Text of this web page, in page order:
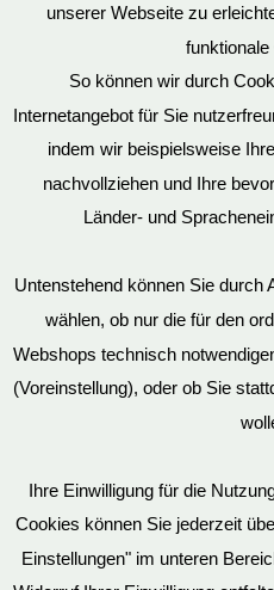
Mein
Vertrag
unserer Webseite zu
So können wir durch
Internetangebot für Sie
indem wir beispielsweise
nachvollziehen und Ihre
Länder- und
Untenstehend können Sie durch
wählen, ob nur die für den
Webshops technisch
(Voreinstellung), oder ob Sie
Ihre Einwilligung für die
Cookies können Sie jederzeit
Einstellungen" im unteren